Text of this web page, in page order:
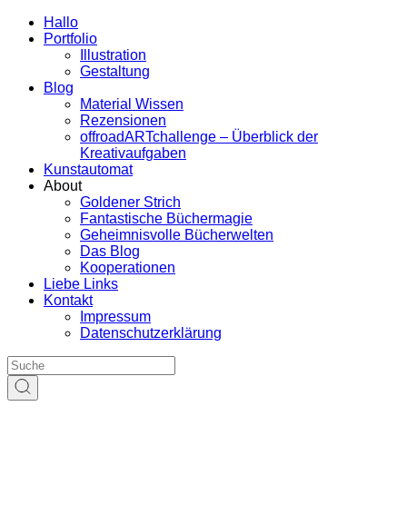
Hallo
Portfolio
Illustration
Gestaltung
Blog
Material Wissen
Rezensionen
offroadARTchallenge – Überblick der
Kreativaufgaben
Kunstautomat
About
Goldener Strich
Fantastische Büchermagie
Geheimnisvolle Bücherwelten
Das Blog
Kooperationen
Liebe Links
Kontakt
Impressum
Datenschutzerklärung